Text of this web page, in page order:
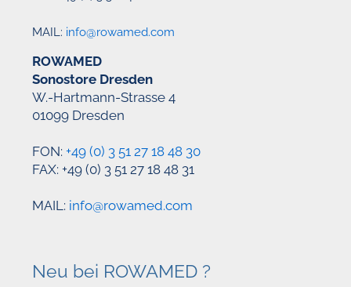
MAIL: info@rowamed.com
ROWAMED
Sonostore Dresden
W.-Hartmann-Strasse 4
01099 Dresden
FON:+49 (0) 3 51 27 18 48 30
FAX: +49 (0) 3 51 27 18 48 31
MAIL: info@rowamed.com
Neu bei ROWAMED ?